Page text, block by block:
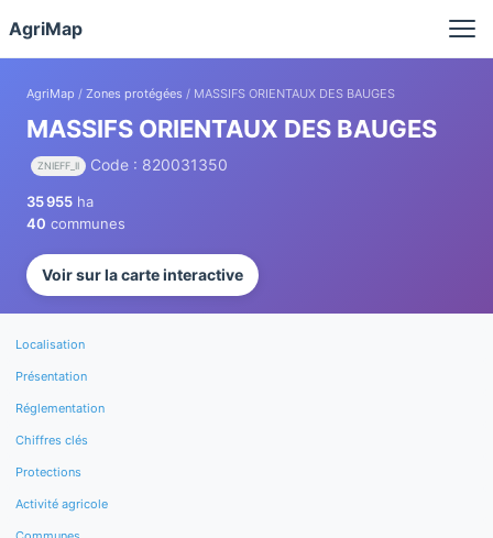
AgriMap
AgriMap / Zones protégées / MASSIFS ORIENTAUX DES BAUGES
MASSIFS ORIENTAUX DES BAUGES
ZNIEFF_II Code : 820031350
35 955 ha
40 communes
Voir sur la carte interactive
Localisation
Présentation
Réglementation
Chiffres clés
Protections
Activité agricole